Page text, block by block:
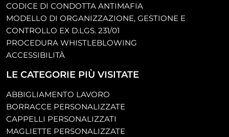
CODICE DI CONDOTTA ANTIMAFIA
MODELLO DI ORGANIZZAZIONE, GESTIONE E
CONTROLLO EX D.LGS. 231/01
PROCEDURA WHISTLEBLOWING
ACCESSIBILITÀ
LE CATEGORIE PIÙ VISITATE
ABBIGLIAMENTO LAVORO
BORRACCE PERSONALIZZATE
CAPPELLI PERSONALIZZATI
MAGLIETTE PERSONALIZZATE